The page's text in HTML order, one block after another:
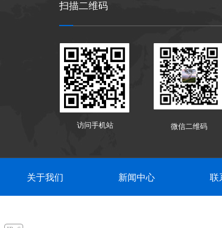
扫描二维码
访问手机站 微信二维码
关于我们 新闻中心 联